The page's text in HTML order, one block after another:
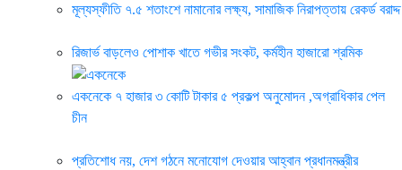
মূল্যস্ফীতি ৭.৫ শতাংশে নামানোর লক্ষ্য, সামাজিক নিরাপত্তায় রেকর্ড বরাদ্দ
রিজার্ভ বাড়লেও পোশাক খাতে গভীর সংকট, কর্মহীন হাজারো শ্রমিক
একনেকে ৭ হাজার ৩ কোটি টাকার ৫ প্রকল্প অনুমোদন ,অগ্রাধিকার পেল
চীন
প্রতিশোধ নয়, দেশ গঠনে মনোযোগ দেওয়ার আহ্বান প্রধানমন্ত্রীর